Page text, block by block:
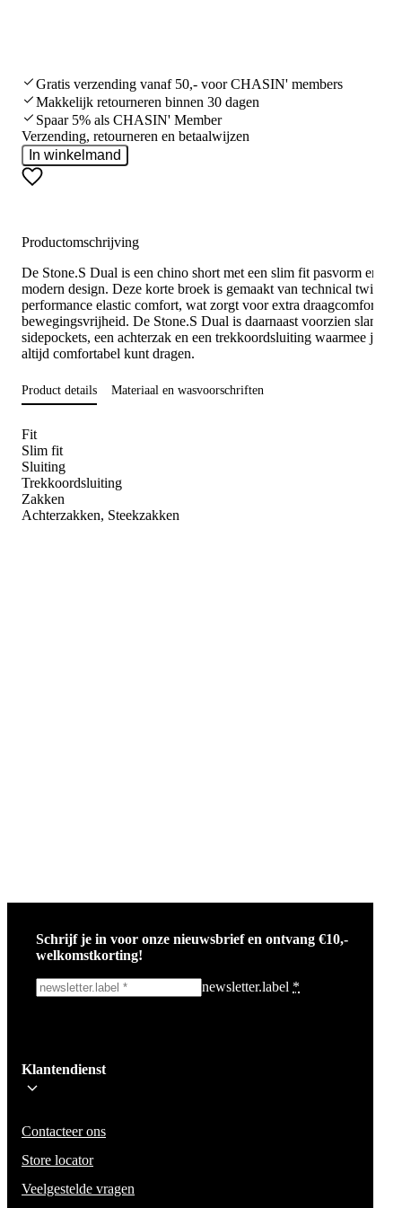
Gratis verzending vanaf 50,- voor CHASIN' members
Makkelijk retourneren binnen 30 dagen
Spaar 5% als CHASIN' Member
Verzending, retourneren en betaalwijzen
In winkelmand
Productomschrijving
De Stone.S Dual is een chino short met een slim fit pasvorm en een
modern design. Deze korte broek is gemaakt van technical twill
performance elastic comfort, wat zorgt voor extra draagcomfort en
bewegingsvrijheid. De Stone.S Dual is daarnaast voorzien slanted
sidepockets, een achterzak en een trekkoordsluiting waarmee je
altijd comfortabel kunt dragen.
Product details Materiaal en wasvoorschriften
Fit
Slim fit
Sluiting
Trekkoordsluiting
Zakken
Achterzakken, Steekzakken
Schrijf je in voor onze nieuwsbrief en ontvang €10,-
welkomstkorting!
newsletter.label *
Wees op de hoogte voor het laatste nieuws, campagnes en acties. We
mail niet delen en geen spam verzenden.
Klantendienst
Contacteer ons
Store locator
Veelgestelde vragen